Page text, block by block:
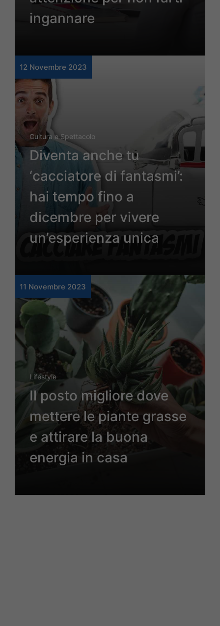
ingannare
12 Novembre 2023
Cultura e Spettacolo
Diventa anche tu
‘cacciatore di fantasmi’:
hai tempo fino a
dicembre per vivere
un’esperienza unica
11 Novembre 2023
Lifestyle
Il posto migliore dove
mettere le piante grasse
e attirare la buona
energia in casa